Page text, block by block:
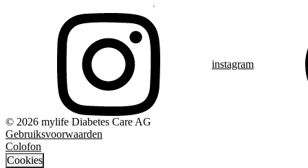
instagram
© 2026 mylife Diabetes Care AG
Gebruiksvoorwaarden
Colofon
Cookies